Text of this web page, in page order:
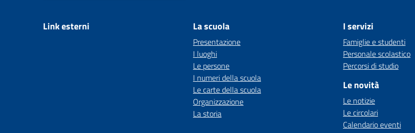
Link esterni La scuola
Presentazione
I luoghi
Le persone
I numeri della scuola
Le carte della scuola
Organizzazione
La storia
I servizi
Famiglie e studenti
Personale scolastico
Percorsi di studio
Le novità
Le notizie
Le circolari
Calendario eventi